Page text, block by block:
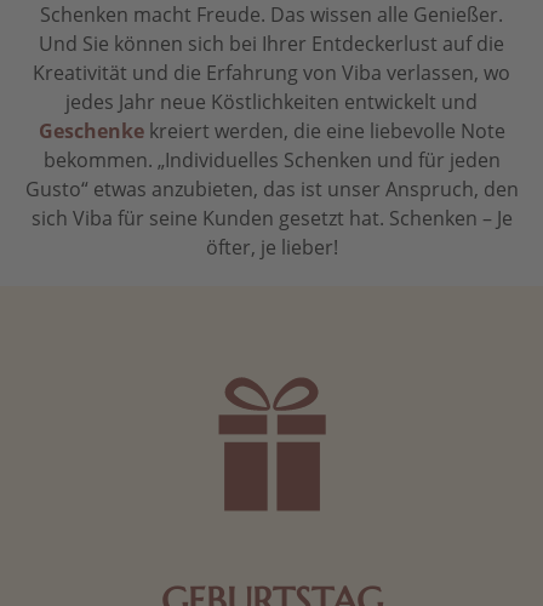
Schenken macht Freude. Das wissen alle Genießer.
Und Sie können sich bei Ihrer Entdeckerlust auf die
Kreativität und die Erfahrung von Viba verlassen, wo
jedes Jahr neue Köstlichkeiten entwickelt und
Geschenkekreiert werden, die eine liebevolle Note
bekommen. „Individuelles Schenken und für jeden
Gusto“ etwas anzubieten, das ist unser Anspruch, den
sich Viba für seine Kunden gesetzt hat. Schenken – Je
öfter, je lieber!